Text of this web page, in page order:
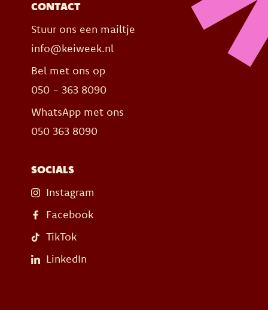
CONTACT
Stuur ons een mailtje
info@keiweek.nl
Bel met ons op
050 - 363 8090
WhatsApp met ons
050 363 8090
SOCIALS
Instagram
Facebook
TikTok
LinkedIn